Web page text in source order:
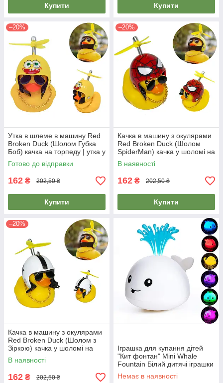
Купити Купити
–20%
Утка в шлеме в машину Red
Broken Duck (Шолом Губка
Боб) качка на торпеду | утка у
шлеме в авто
Готово до відправки
162 ₴ 202,50 ₴
Купити
–20%
Качка в машину з окулярами
Red Broken Duck (Шолом
SpiderMan) качка у шоломі на
кермо | утка на торпеду
В наявності
162 ₴ 202,50 ₴
Купити
–20%
Качка в машину з окулярами
Red Broken Duck (Шолом з
Зіркою) качка у шоломі на
кермо | утка в шлеме
В наявності
162 ₴ 202,50 ₴
Іграшка для купання дітей
"Кит фонтан" Mini Whale
Fountain Білий дитячі іграшки
у ванну | плавающие игрушки
Немає в наявності